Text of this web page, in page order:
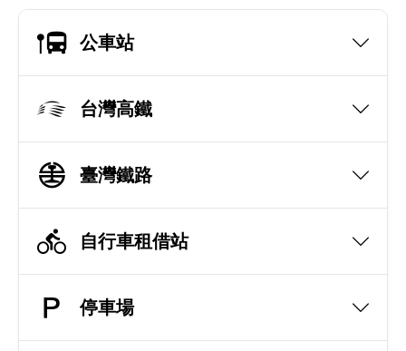
公車站
台灣高鐵
臺灣鐵路
自行車租借站
停車場